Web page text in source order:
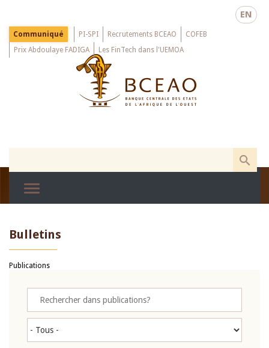
main
EN
Menu
Top
Communiqué PI-SPI Recrutements BCEAO
COFEB
Prix Abdoulaye FADIGA
Les FinTech dans l'UEMOA
Bulletins
Publications